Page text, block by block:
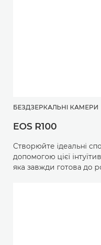
БЕЗДЗЕРКАЛЬНІ КАМЕРИ
EOS R100
Створюйте ідеальні
допомогою цієї
яка завжди готова до